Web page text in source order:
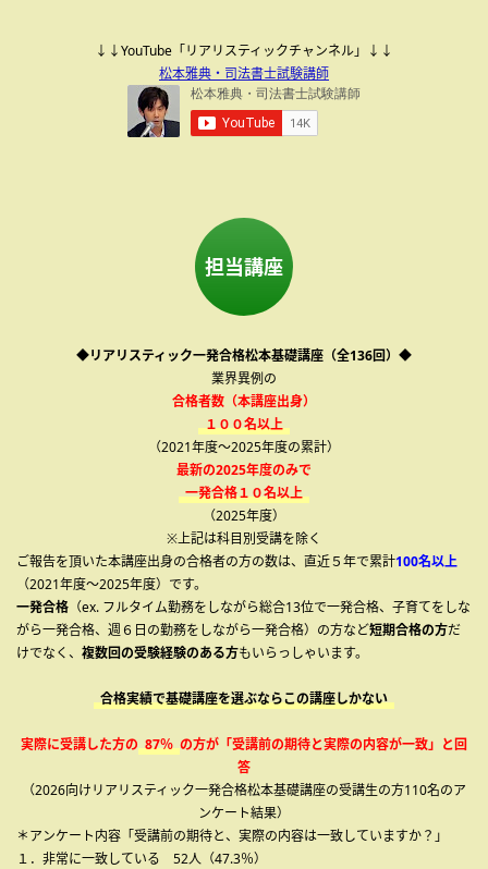
↓↓YouTube「リアリスティックチャンネル」↓↓
松本雅典・司法書士試験講師
担当講座
◆リアリスティック一発合格松本基礎講座（全136回）◆
業界異例の
合格者数（本講座出身）
１００名以上
（2021年度～2025年度の累計）
最新の2025年度のみで
一発合格１０名以上
（2025年度）
※上記は科目別受講を除く
ご報告を頂いた本講座出身の合格者の方の数は、直近５年で累計100名以上
（2021年度～2025年度）です。
一発合格 （ex. フルタイム勤務をしながら総合13位で一発合格、子育てをしな
がら一発合格、週６日の勤務をしながら一発合格）の方など短期合格の方だ
けでなく、 複数回の受験経験のある方もいらっしゃいます。
合格実績で基礎講座を選ぶならこの講座しかない
実際に受講した方の 87％ の方が「受講前の期待と実際の内容が一致」と回
答
（2026向けリアリスティック一発合格松本基礎講座の受講生の方110名のア
ンケート結果）
＊アンケート内容「受講前の期待と、実際の内容は一致していますか？」
１．非常に一致している 52人（47.3％）